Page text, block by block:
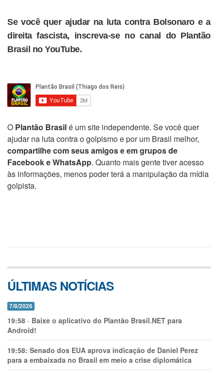
Se você quer ajudar na luta contra Bolsonaro e a
direita fascista, inscreva-se no canal do Plantão
Brasil no YouTube.
O Plantão Brasilé um site independente. Se você quer
ajudar na luta contra o golpismo e por um Brasil melhor,
compartilhe com seus amigos e em grupos de
Facebook e WhatsApp. Quanto mais gente tiver acesso
às informações, menos poder terá a manipulação da mídia
golpista.
ÚLTIMAS NOTÍCIAS
7/8/2026
19:58 - Baixe o aplicativo do Plantão Brasil.NET para
Android!
19:58: Senado dos EUA aprova indicação de Daniel Perez
para a embaixada no Brasil em meio a crise diplomática